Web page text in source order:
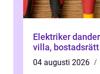
Elektriker danderyd trygg hjälp
villa,
04 augusti 2026